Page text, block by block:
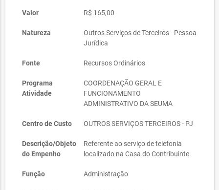
Valor R$ 165,00
Natureza
Outros Serviços de Terceiros - Pessoa
Jurídica
Fonte Recursos Ordinários
Programa
Atividade
COORDENAÇÃO GERAL E
FUNCIONAMENTO
ADMINISTRATIVO DA SEUMA
Centro de Custo OUTROS SERVIÇOS TERCEIROS - PJ
Descrição/Objeto
do Empenho
Referente ao serviço de telefonia
localizado na Casa do Contribuinte.
Função Administração